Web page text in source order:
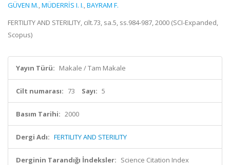
GÜVEN M.,MÜDERRİS I. I.,BAYRAM F.
FERTILITY AND STERILITY, cilt.73, sa.5, ss.984-987, 2000 (SCI-Expanded,
Scopus)
Yayın Türü: Makale / Tam Makale
Cilt numarası: 73 Sayı: 5
Basım Tarihi: 2000
Dergi Adı: FERTILITY AND STERILITY
Derginin Tarandığı İndeksler: Science Citation Index